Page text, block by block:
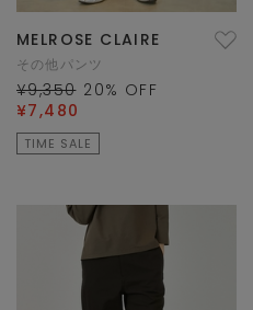
MELROSE CLAIRE
その他パンツ
¥9,350 20% OFF
¥7,480
TIME SALE